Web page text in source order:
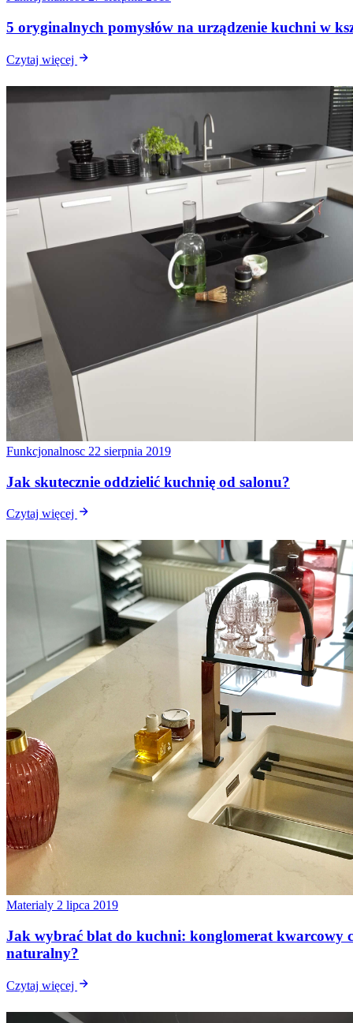
5 oryginalnych pomysłów na urządzenie kuchni w
Czytaj więcej
Funkcjonalnosc 22 sierpnia 2019
Jak skutecznie oddzielić kuchnię od salonu?
Czytaj więcej
Materialy 2 lipca 2019
Jak wybrać blat do kuchni: konglomerat kwarcowy
naturalny?
Czytaj więcej